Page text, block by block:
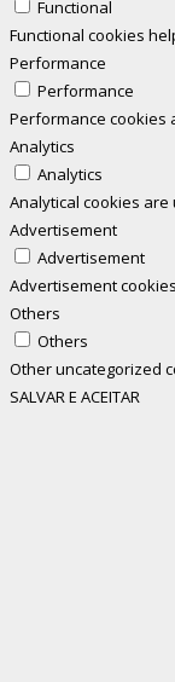
Functional
Functional cookies
Performance
Performance
Performance cookies
Analytics
Analytics
Analytical cookies
Advertisement
Advertisement
Advertisement
Others
Others
Other uncategorized
SALVAR E ACEITAR